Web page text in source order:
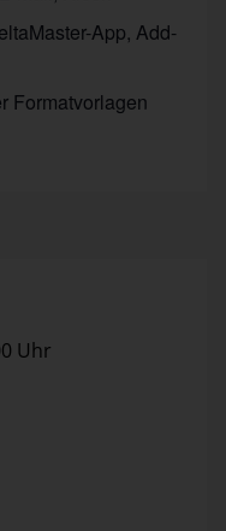
App, Add-
Formatvorlagen
Uhr